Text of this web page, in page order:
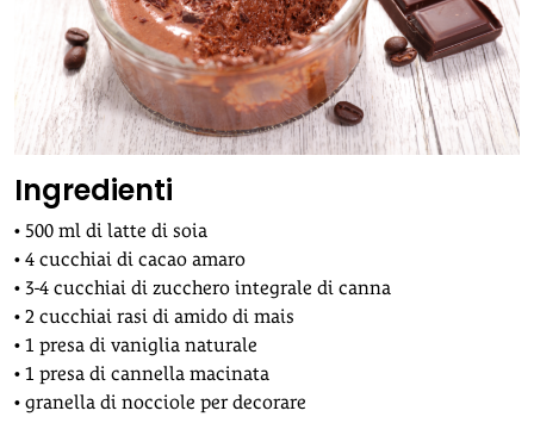
Ingredienti
• 500 ml di latte di soia
• 4 cucchiai di cacao amaro
• 3-4 cucchiai di zucchero integrale di canna
• 2 cucchiai rasi di amido di mais
• 1 presa di vaniglia naturale
• 1 presa di cannella macinata
• granella di nocciole per decorare